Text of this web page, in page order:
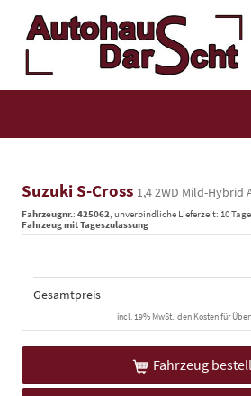
Suzuki S-Cross 1,4 2WD Mild-Hybrid
Fahrzeugnr.: 425062 , unverbindliche Lieferzeit: 10 Tage
Fahrzeug mit Tageszulassung
Gesamtpreis
incl. 19% MwSt., den Kosten für
Fahrzeug